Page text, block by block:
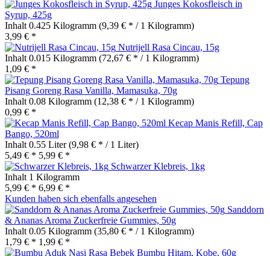
Junges Kokosfleisch in
Syrup, 425g
Inhalt 0.425 Kilogramm (9,39 € * / 1 Kilogramm)
3,99 € *
Nutrijell Rasa Cincau, 15g
Inhalt 0.015 Kilogramm (72,67 € * / 1 Kilogramm)
1,09 € *
Tepung
Pisang Goreng Rasa Vanilla, Mamasuka, 70g
Inhalt 0.08 Kilogramm (12,38 € * / 1 Kilogramm)
0,99 € *
Kecap Manis Refill, Cap
Bango, 520ml
Inhalt 0.55 Liter(9,98 € * / 1 Liter)
5,49 € * 5,99 € *
Schwarzer Klebreis, 1kg
Inhalt 1 Kilogramm
5,99 € * 6,99 € *
Kunden haben sich ebenfalls angesehen
Sanddorn
& Ananas Aroma Zuckerfreie Gummies, 50g
Inhalt 0.05 Kilogramm (35,80 € * / 1 Kilogramm)
1,79 € * 1,99 € *